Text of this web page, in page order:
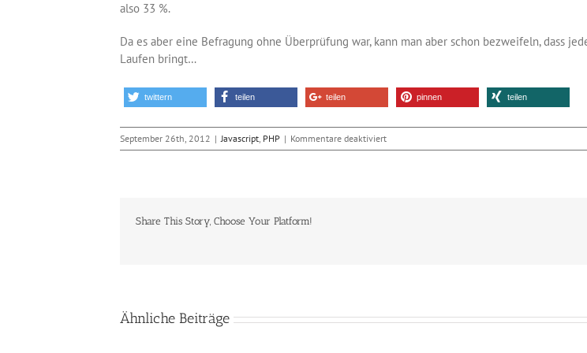
also 33 %.
Da es aber eine Befragung ohne Überprüfung war, kann man aber schon bezweifeln, dass
Laufen bringt…
twittern teilen teilen pinnen teilen
September 26th, 2012 | Javascript, PHP | Kommentare deaktiviertfür
Kann
Share This Story, Choose Your Platform!
Ähnliche Beiträge